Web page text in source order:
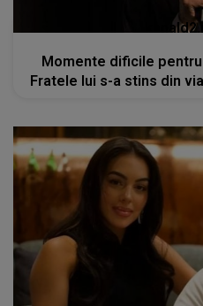
Momente dificile pentru
Fratele lui s-a stins din